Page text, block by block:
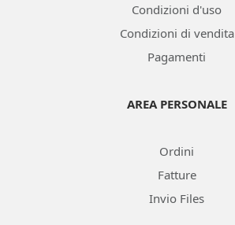
Condizioni d'uso
Condizioni di vendita
Pagamenti
AREA PERSONALE
Ordini
Fatture
Invio Files